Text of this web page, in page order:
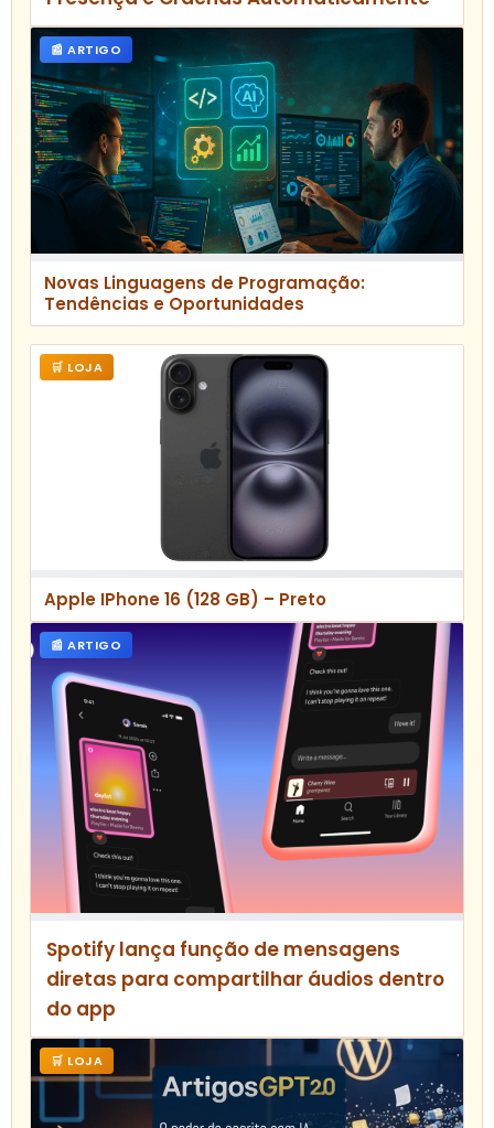
📰 ARTIGO
Novas Linguagens de Programação:
Tendências e Oportunidades
🛒 LOJA
Apple IPhone 16 (128 GB) – Preto
📰 ARTIGO
Spotify lança função de mensagens
diretas para compartilhar áudios dentro
do app
🛒 LOJA